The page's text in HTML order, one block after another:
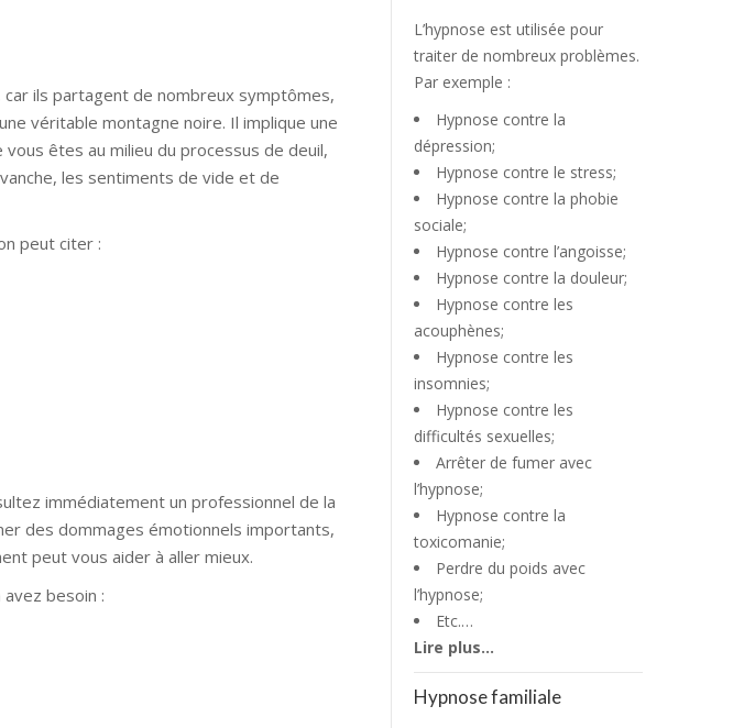
ils partagent de nombreux symptômes,
véritable montagne noire. Il implique une
êtes au milieu du processus de deuil,
les sentiments de vide et de
peut citer :
immédiatement un professionnel de la
des dommages émotionnels importants,
peut vous aider à aller mieux.
besoin :
L’hypnose est utilisée pour
traiter de nombreux problèmes.
Par exemple :
Hypnose contre la
dépression;
Hypnose contre le stress;
Hypnose contre la phobie
sociale;
Hypnose contre l’angoisse;
Hypnose contre la douleur;
Hypnose contre les
acouphènes;
Hypnose contre les
insomnies;
Hypnose contre les
difficultés sexuelles;
Arrêter de fumer avec
l’hypnose;
Hypnose contre la
toxicomanie;
Perdre du poids avec
l’hypnose;
Etc.…
Lire plus…
Hypnose familiale